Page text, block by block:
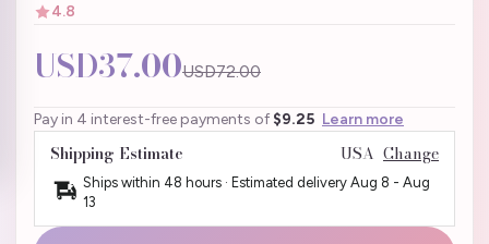
4.8
USD37.00USD72.00
Pay in 4 interest-free payments of $9.25 Learn more
Shipping Estimate USA Change
Ships within 48 hours · Estimated delivery Aug 8 - Aug
13